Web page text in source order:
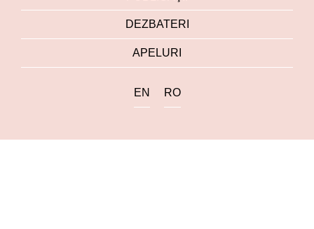
DEZBATERI
APELURI
EN RO